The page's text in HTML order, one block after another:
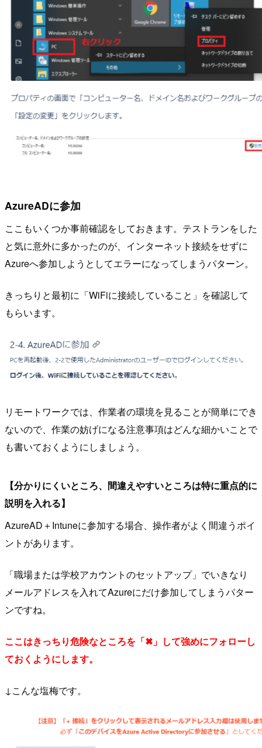
AzureADに参加
ここもいくつか事前確認をしておきます。テストランをした
と気に意外に多かったのが、インターネット接続をせずに
Azureへ参加しようとしてエラーになってしまうパターン。
きっちりと最初に「WiFiに接続していること」を確認して
もらいます。
リモートワークでは、作業者の環境を見ることが簡単にでき
ないので、作業の妨げになる注意事項はどんな細かいことで
も書いておくようにしましょう。
【分かりにくいところ、間違えやすいところは特に重点的に
説明を入れる】
AzureAD＋Intuneに参加する場合、操作者がよく間違うポイ
ントがあります。
「職場または学校アカウントのセットアップ」でいきなり
メールアドレスを入れてAzureにだけ参加してしまうパター
ンですね。
ここはきっちり危険なところを「✖」して強めにフォローし
ておくようにします。
↓こんな塩梅です。